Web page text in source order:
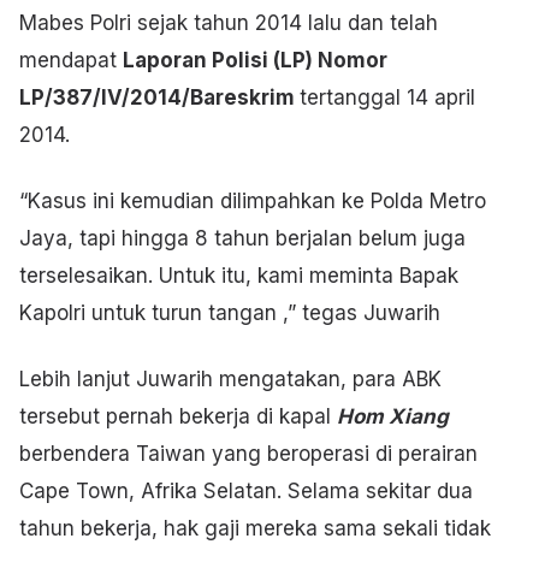
Mabes Polri sejak tahun 2014 lalu dan telah
mendapat Laporan Polisi (LP) Nomor
LP/387/IV/2014/Bareskrim tertanggal 14 april
2014.
“Kasus ini kemudian dilimpahkan ke Polda Metro
Jaya, tapi hingga 8 tahun berjalan belum juga
terselesaikan. Untuk itu, kami meminta Bapak
Kapolri untuk turun tangan ,” tegas Juwarih
Lebih lanjut Juwarih mengatakan, para ABK
tersebut pernah bekerja di kapal Hom Xiang
berbendera Taiwan yang beroperasi di perairan
Cape Town, Afrika Selatan. Selama sekitar dua
tahun bekerja, hak gaji mereka sama sekali tidak